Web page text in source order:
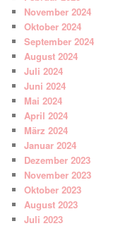
November 2024
Oktober 2024
September 2024
August 2024
Juli 2024
Juni 2024
Mai 2024
April 2024
März 2024
Januar 2024
Dezember 2023
November 2023
Oktober 2023
August 2023
Juli 2023